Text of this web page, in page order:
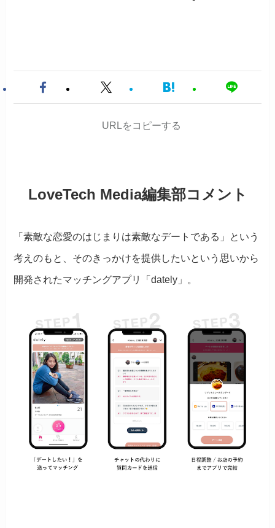
URLをコピーする
LoveTech Media編集部コメント
「素敵な恋愛のはじまりは素敵なデートである」という
考えのもと、そのきっかけを提供したいという思いから
開発されたマッチングアプリ「dately」。